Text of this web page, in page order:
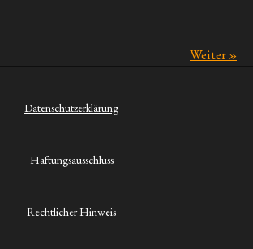
Weiter»
Datenschutzerklärung
Haftungsausschluss
Rechtlicher Hinweis